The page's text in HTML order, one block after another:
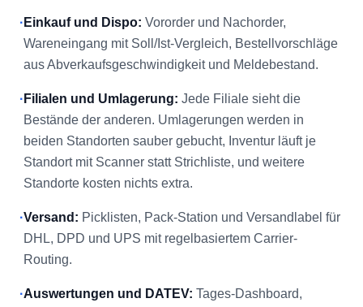
· Einkauf und Dispo: Vororder und Nachorder,
Wareneingang mit Soll/Ist-Vergleich, Bestellvorschläge
aus Abverkaufsgeschwindigkeit und Meldebestand.
· Filialen und Umlagerung: Jede Filiale sieht die
Bestände der anderen. Umlagerungen werden in
beiden Standorten sauber gebucht, Inventur läuft je
Standort mit Scanner statt Strichliste, und weitere
Standorte kosten nichts extra.
·Versand: Picklisten, Pack-Station und Versandlabel für
DHL, DPD und UPS mit regelbasiertem Carrier-
Routing.
·Auswertungen und DATEV: Tages-Dashboard,